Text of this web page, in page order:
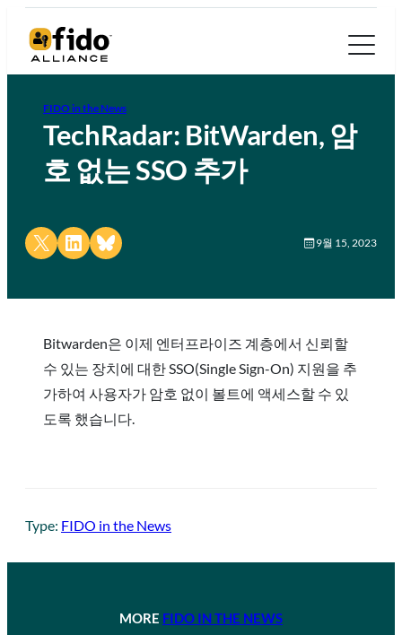
FIDO in the News
TechRadar: BitWarden, 암
호 없는 SSO 추가
Share on X Share on LinkedIn
Share on Bluesky 9월 15, 2023
Bitwarden은 이제 엔터프라이즈 계층에서 신뢰할
수 있는 장치에 대한 SSO(Single Sign-On) 지원을 추
가하여 사용자가 암호 없이 볼트에 액세스할 수 있
도록 했습니다.
Type: FIDO in the News
MORE FIDO IN THE NEWS